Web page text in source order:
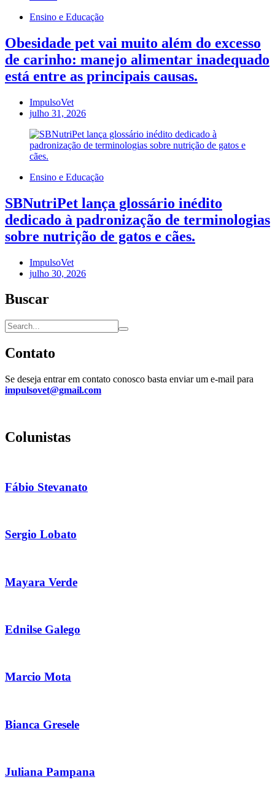
Ensino e Educação
Obesidade pet vai muito além do excesso
de carinho: manejo alimentar inadequado
está entre as principais causas.
ImpulsoVet
julho 31, 2026
Ensino e Educação
SBNutriPet lança glossário inédito
dedicado à padronização de terminologias
sobre nutrição de gatos e cães.
ImpulsoVet
julho 30, 2026
Buscar
Contato
Se deseja entrar em contato conosco basta enviar um e-mail para
impulsovet@gmail.com
Colunistas
Fábio Stevanato
Sergio Lobato
Mayara Verde
Ednilse Galego
Marcio Mota
Bianca Gresele
Juliana Pampana